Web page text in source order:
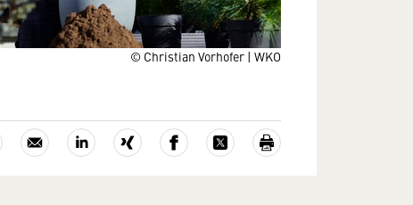
© Christian Vorhofer | WKO